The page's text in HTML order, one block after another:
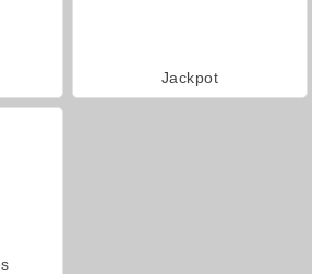
Jackpot